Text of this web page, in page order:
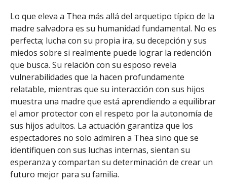
Lo que eleva a Thea más allá del arquetipo típico de la
madre salvadora es su humanidad fundamental. No es
perfecta; lucha con su propia ira, su decepción y sus
miedos sobre si realmente puede lograr la redención
que busca. Su relación con su esposo revela
vulnerabilidades que la hacen profundamente
relatable, mientras que su interacción con sus hijos
muestra una madre que está aprendiendo a equilibrar
el amor protector con el respeto por la autonomía de
sus hijos adultos. La actuación garantiza que los
espectadores no solo admiren a Thea sino que se
identifiquen con sus luchas internas, sientan su
esperanza y compartan su determinación de crear un
futuro mejor para su familia.